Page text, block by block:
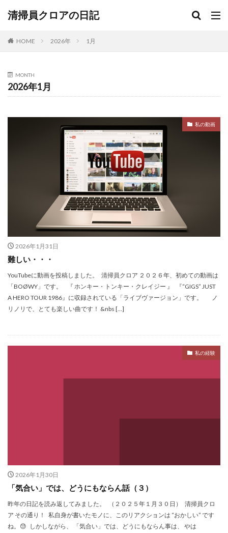
清掃員クロアの日記
HOME 2026年 1月
MONTH
2026年1月
私の動画
2026年1月31日
難しい・・・
YouTubeに動画を投稿しました。 清掃員クロア ２０２６年、初めての動画は
「BOØWY」です。 『 ホンキー・トンキー・クレイジー 』 『“GIGS” JUST
A HERO TOUR 1986』に収録されている「ライブヴァージョン」です。 ノ
リノリで、とても楽しい曲です！ &nbs […]
私の経験
2026年1月30日
「気合い」では、どうにもならん話（３）
昨年の日記を読み返してみました。 （２０２５年１月３０日） 清掃員クロ
ア その通り！ 私自身が書いたモノに、このリアクションは “おかしい” です
ね。😓 しかしながら、 「気合い」では、どうにもならん事は、 やは